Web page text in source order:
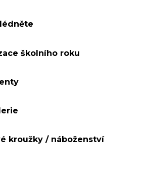
školního roku
kroužky / náboženství